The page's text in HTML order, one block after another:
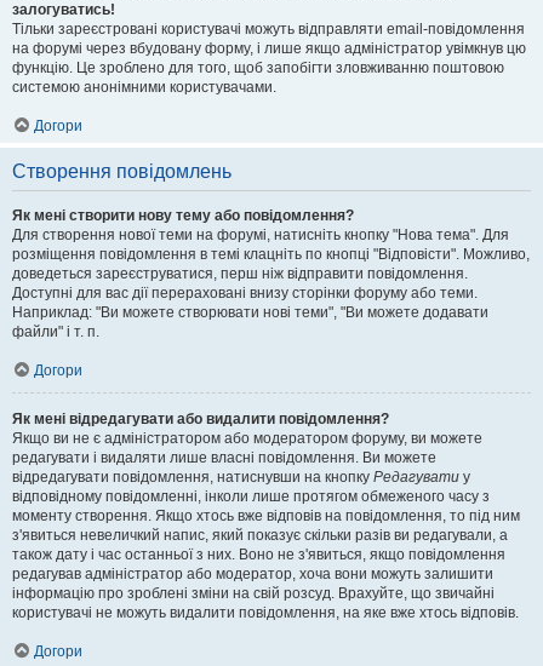
залогуватись!
Тільки зареєстровані користувачі можуть відправляти email-повідомлення
на форумі через вбудовану форму, і лише якщо адміністратор увімкнув цю
функцію. Це зроблено для того, щоб запобігти зловживанню поштовою
системою анонімними користувачами.
Догори
Створення повідомлень
Як мені створити нову тему або повідомлення?
Для створення нової теми на форумі, натисніть кнопку "Нова тема". Для
розміщення повідомлення в темі клацніть по кнопці "Відповісти". Можливо,
доведеться зареєструватися, перш ніж відправити повідомлення.
Доступні для вас дії перераховані внизу сторінки форуму або теми.
Наприклад: "Ви можете створювати нові теми", "Ви можете додавати
файли" і т. п.
Догори
Як мені відредагувати або видалити повідомлення?
Якщо ви не є адміністратором або модератором форуму, ви можете
редагувати і видаляти лише власні повідомлення. Ви можете
відредагувати повідомлення, натиснувши на кнопку Редагувати у
відповідному повідомленні, інколи лише протягом обмеженого часу з
моменту створення. Якщо хтось вже відповів на повідомлення, то під ним
з'явиться невеличкий напис, який показує скільки разів ви редагували, а
також дату і час останньої з них. Воно не з'явиться, якщо повідомлення
редагував адміністратор або модератор, хоча вони можуть залишити
інформацію про зроблені зміни на свій розсуд. Врахуйте, що звичайні
користувачі не можуть видалити повідомлення, на яке вже хтось відповів.
Догори